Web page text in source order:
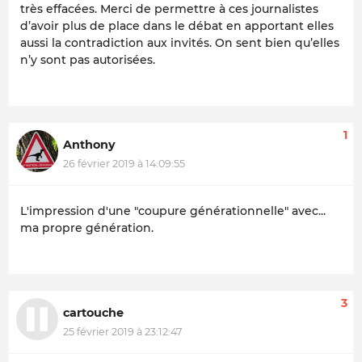
très effacées. Merci de permettre à ces journalistes
d’avoir plus de place dans le débat en apportant elles
aussi la contradiction aux invités. On sent bien qu’elles
n’y sont pas autorisées.
Anthony
26 février 2019 à 14:09:55
1
L'impression d'une "coupure générationnelle" avec...
ma propre génération.
cartouche
25 février 2019 à 23:12:47
3